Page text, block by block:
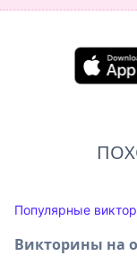
Популярные
Викторины на